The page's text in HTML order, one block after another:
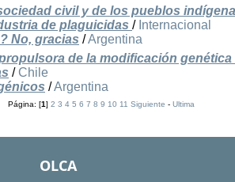
civil y de los pueblos
de plaguicidas / Internacional
No, gracias /Argentina
de la modificación
/ Chile
/Argentina
Página: [1]2 3 4 5 6 7 8 9 10 11 Siguiente -Ultima
OLCA